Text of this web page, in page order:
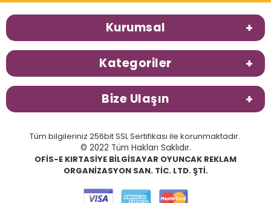
Kurumsal
Kategoriler
Bize Ulaşın
Tüm bilgileriniz 256bit SSL Sertifikası ile korunmaktadır.
© 2022 Tüm Hakları Saklıdır.
OFİS-E KIRTASİYE BİLGİSAYAR OYUNCAK REKLAM
ORGANİZASYON SAN. TİC. LTD. ŞTİ.